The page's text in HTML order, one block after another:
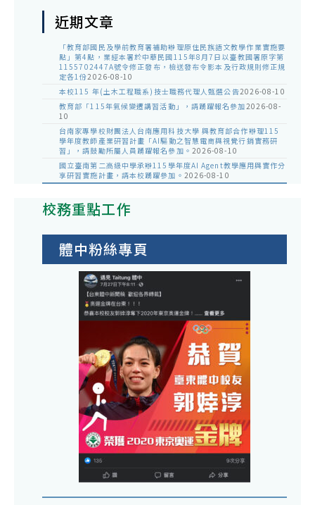
近期文章
「教育部國民及學前教育署補助辦理原住民族語文教學作業實施要
點」第4點，業經本署於中華民國115年8月7日以臺教國署原字第
1155702447A號令修正發布，檢送發布令影本及行政規則修正規
定各1份2026-08-10
本校115 年(土木工程職系)技士職務代理人甄選公告2026-08-10
教育部「115年氣候變遷講習活動」，請踴躍報名參加2026-08-
10
台南家專學校財團法人台南應用科技大學 與教育部合作辦理115
學年度教師產業研習計畫「AI驅動之智慧電商與視覺行銷實務研
習」，請鼓勵所屬人員踴躍報名參加。 2026-08-10
國立臺南第二高級中學承辦115學年度AI Agent教學應用與實作分
享研習實施計畫，請本校踴躍參加。 2026-08-10
校務重點工作
體中粉絲專頁